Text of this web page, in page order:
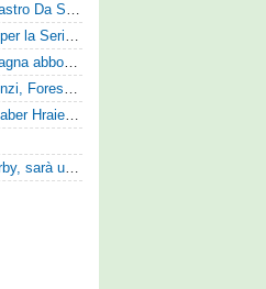
Reggina, la priorità in attacco è Mateus Castro Da Silva: ore decisive per la fumata bianca
«Quali prestanome? Ho speso un milione per la Serie D»: Bandecchi rompe il silenzio sul futuro della Ternana
Pistoiese, febbre arancione: vola la campagna abbonamenti, superata quota 750 tessere
SPAL scatenata sul mercato: arrivano Alonzi, Foresta, Munaretto e Tobia
Ternana, colpo a centrocampo: in arrivo Saber Hraiech, per Scappini si attende l'accordo
Varese, mister Ciceri: «Salvaguardati i derby, sarà un campionato avvincente»